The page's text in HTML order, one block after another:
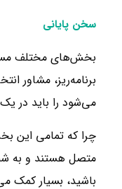
سخن پایانی
بخش‌های مختلف
برنامه‌ریز، مشاور
می‌شود را باید در
چرا که تمامی این
متصل هستند و به
باشید، بسیار کمک